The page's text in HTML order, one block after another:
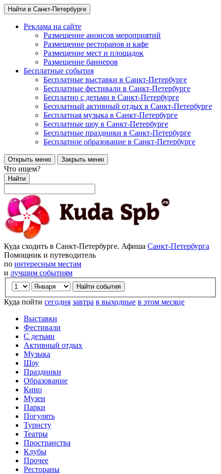
Найти в Санкт-Петербурге
Реклама на сайте
Размещение анонсов мероприятий
Размещение ресторанов и кафе
Размещение мест и площадок
Размещение баннеров
Бесплатные события
Бесплатные выставки в Санкт-Петербурге
Бесплатные фестивали в Санкт-Петербурге
Бесплатно с детьми в Санкт-Петербурге
Бесплатный активный отдых в Санкт-Петербурге
Бесплатная музыка в Санкт-Петербурге
Бесплатные шоу в Санкт-Петербурге
Бесплатные праздники в Санкт-Петербурге
Бесплатное образование в Санкт-Петербурге
Открыть меню Закрыть меню
Что ищем?
Найти
Куда сходить в Санкт-Петербурге. Афиша Санкт-Петербурга
Помощник и путеводитель
по интересным местам
и лучшим событиям
Куда пойти сегодня завтра в выходные в этом месяце
Выставки
Фестивали
С детьми
Активный отдых
Музыка
Шоу
Праздники
Образование
Кино
Музеи
Парки
Погулять
Туристу
Театры
Пространства
Клубы
Прочее
Рестораны